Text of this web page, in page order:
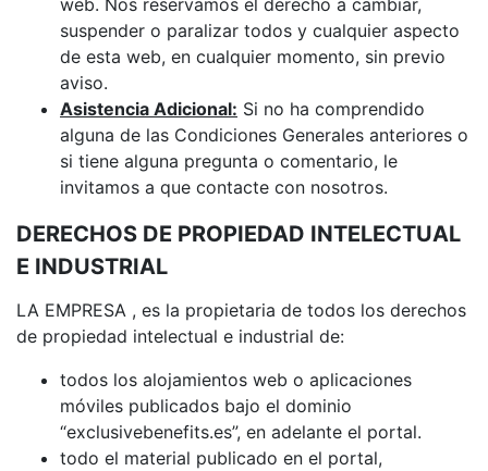
web. Nos reservamos el derecho a cambiar,
suspender o paralizar todos y cualquier aspecto
de esta web, en cualquier momento, sin previo
aviso.
Asistencia Adicional: Si no ha comprendido
alguna de las Condiciones Generales anteriores o
si tiene alguna pregunta o comentario, le
invitamos a que contacte con nosotros.
DERECHOS DE PROPIEDAD INTELECTUAL
E INDUSTRIAL
LA EMPRESA , es la propietaria de todos los derechos
de propiedad intelectual e industrial de:
todos los alojamientos web o aplicaciones
móviles publicados bajo el dominio
“exclusivebenefits.es”, en adelante el portal.
todo el material publicado en el portal,